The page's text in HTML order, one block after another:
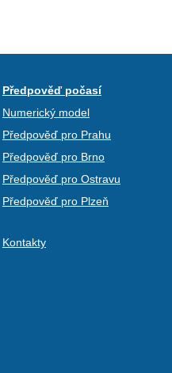
Předpověď počasí
Numerický model
Předpověď pro Prahu
Předpověď pro Brno
Předpověď pro Ostravu
Předpověď pro Plzeň
Kontakty